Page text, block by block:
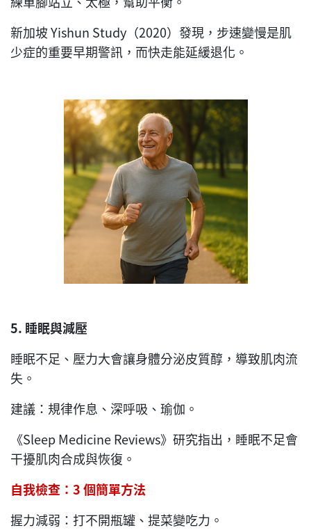
新加坡 Yishun Study（2020）發現，步速變慢是肌
少症的重要早期警訊，而快走能延緩退化。
5. 睡眠與減壓
睡眠不足、壓力大會讓身體分泌皮質醇，導致肌肉流
失。
建議：規律作息、深呼吸、瑜伽。
《Sleep Medicine Reviews》研究指出，睡眠不足會
干擾肌肉合成與恢復。
自我檢查：3個簡單方法
握力減弱：打不開瓶罐、提菜變吃力。